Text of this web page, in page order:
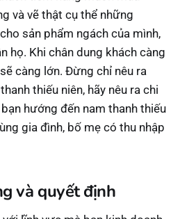
và vẽ thật cụ thể những
sản phẩm ngách của mình,
họ. Khi chân dung khách càng
càng lớn. Đừng chỉ nêu ra
thiếu niên, hãy nêu ra chi
hướng đến nam thanh thiếu
gia đình, bố mẹ có thu nhập
và quyết định